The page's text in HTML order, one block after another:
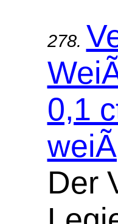
278.
0,1
Der